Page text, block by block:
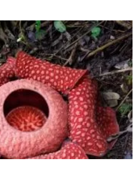
mekar di Agam jelang Idul Fitri